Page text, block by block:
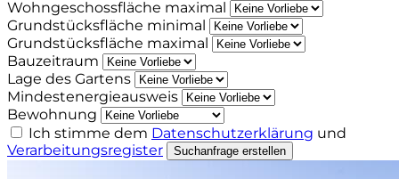
Wohngeschossfläche maximal
Grundstücksfläche minimal
Grundstücksfläche maximal
Bauzeitraum
Lage des Gartens
Mindestenergieausweis
Bewohnung
Ich stimme dem Datenschutzerklärung und
Verarbeitungsregister
Suchanfrage erstellen